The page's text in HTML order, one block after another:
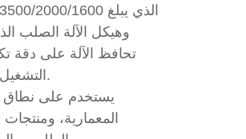
التشغيل المستمر لفترات طويلة.
يستخدم على نطاق
المعمارية،